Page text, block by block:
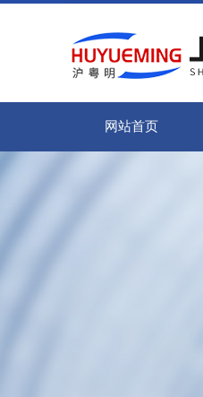
网站首页